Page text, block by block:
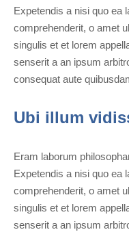
Expetendis a nisi quo ea
comprehenderit, o amet
singulis et et lorem
senserit a an ipsum
consequat aute
Ubi illum
Eram laborum
Expetendis a nisi quo ea
comprehenderit, o amet
singulis et et lorem
senserit a an ipsum